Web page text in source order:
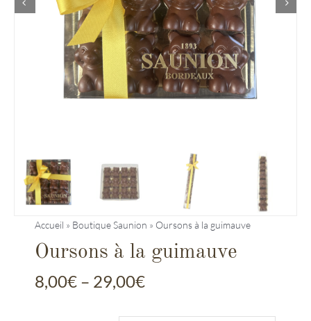
Entreprises
Accueil » Boutique Saunion » Oursons à la guimauve
Oursons à la guimauve
8,00€– 29,00€